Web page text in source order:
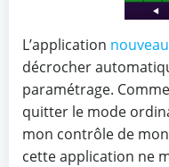
L’application
décrocher
paramétrage.
quitter le mode
mon contrôle de
cette application ne